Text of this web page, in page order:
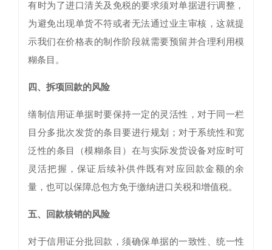
有时为了进口清关及免税的要求须对单据进行调整，
为避免出现单货不符或者无法通过业主审核，这就提
示我们在价格表的制作阶段就需要预留并合理利用模
糊条目。
四、拆项回款的风险
缮制信用证单据时要保持一定的灵活性，对于同一栏
目分多批次发货的条目要进行规划；对于系统性和宽
泛性的条目（模糊条目）在与实际发货设备对应时可
灵活把握，保证后续补供件既有对应回款金额的余
量，也可以保障总包方免于缴纳进口关税和增值税。
五、回款核销的风险
对于信用证分批回款，须确保单据的一致性、统一性